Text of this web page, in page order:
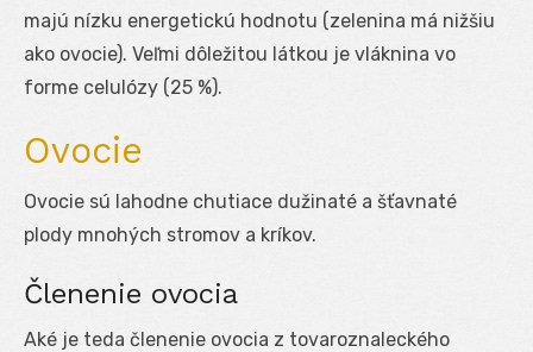
majú nízku energetickú hodnotu (zelenina má nižšiu
ako ovocie). Veľmi dôležitou látkou je vláknina vo
forme celulózy (25 %).
Ovocie
Ovocie sú lahodne chutiace dužinaté a šťavnaté
plody mnohých stromov a kríkov.
Členenie ovocia
Aké je teda členenie ovocia z tovaroznaleckého